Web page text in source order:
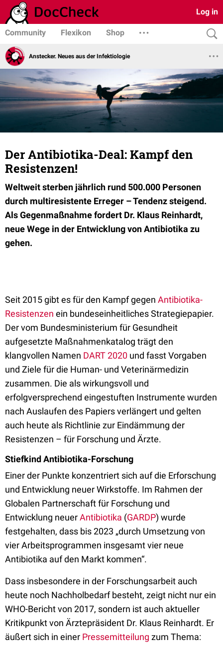
Log in
Community Flexikon Shop
Anstecker. Neues aus der Infektiologie
Der Antibiotika-Deal: Kampf den
Resistenzen!
Weltweit sterben jährlich rund 500.000 Personen
durch multiresistente Erreger – Tendenz steigend.
Als Gegenmaßnahme fordert Dr. Klaus Reinhardt,
neue Wege in der Entwicklung von Antibiotika zu
gehen.
Seit 2015 gibt es für den Kampf gegen Antibiotika-
Resistenzen ein bundeseinheitliches Strategiepapier.
Der vom Bundesministerium für Gesundheit
aufgesetzte Maßnahmenkatalog trägt den
klangvollen Namen DART 2020 und fasst Vorgaben
und Ziele für die Human- und Veterinärmedizin
zusammen. Die als wirkungsvoll und
erfolgversprechend eingestuften Instrumente wurden
nach Auslaufen des Papiers verlängert und gelten
auch heute als Richtlinie zur Eindämmung der
Resistenzen – für Forschung und Ärzte.
Stiefkind Antibiotika-Forschung
Einer der Punkte konzentriert sich auf die Erforschung
und Entwicklung neuer Wirkstoffe. Im Rahmen der
Globalen Partnerschaft für Forschung und
Entwicklung neuerAntibiotika (GARDP) wurde
festgehalten, dass bis 2023 „durch Umsetzung von
vier Arbeitsprogrammen insgesamt vier neue
Antibiotika auf den Markt kommen“.
Dass insbesondere in der Forschungsarbeit auch
heute noch Nachholbedarf besteht, zeigt nicht nur ein
WHO-Bericht von 2017, sondern ist auch aktueller
Kritikpunkt von Ärztepräsident Dr. Klaus Reinhardt. Er
äußert sich in einer Pressemitteilung zum Thema: